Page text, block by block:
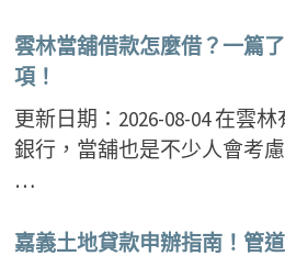
雲林當舖借款怎麼借？一篇
項！
更新日期：2026-08-04 在雲
銀行，當舖也是不少人會考
…
嘉義土地貸款申辦指南！管